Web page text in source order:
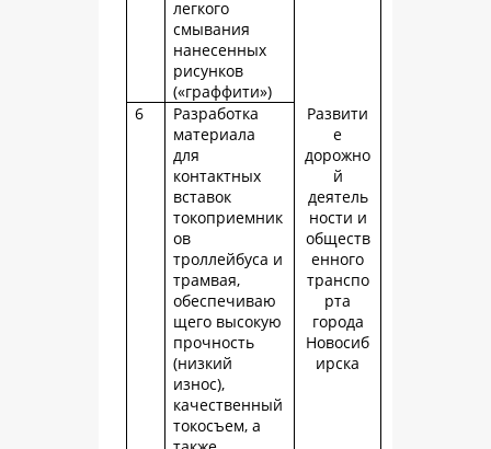
легкого
смывания
нанесенных
рисунков
(«граффити»)
Развити
е
дорожно
й
деятель
ности и
обществ
енного
транспо
рта
города
Новосиб
ирска
6
Разработка
материала
для
контактных
вставок
токоприемник
ов
троллейбуса и
трамвая,
обеспечиваю
щего высокую
прочность
(низкий
износ),
качественный
токосъем, а